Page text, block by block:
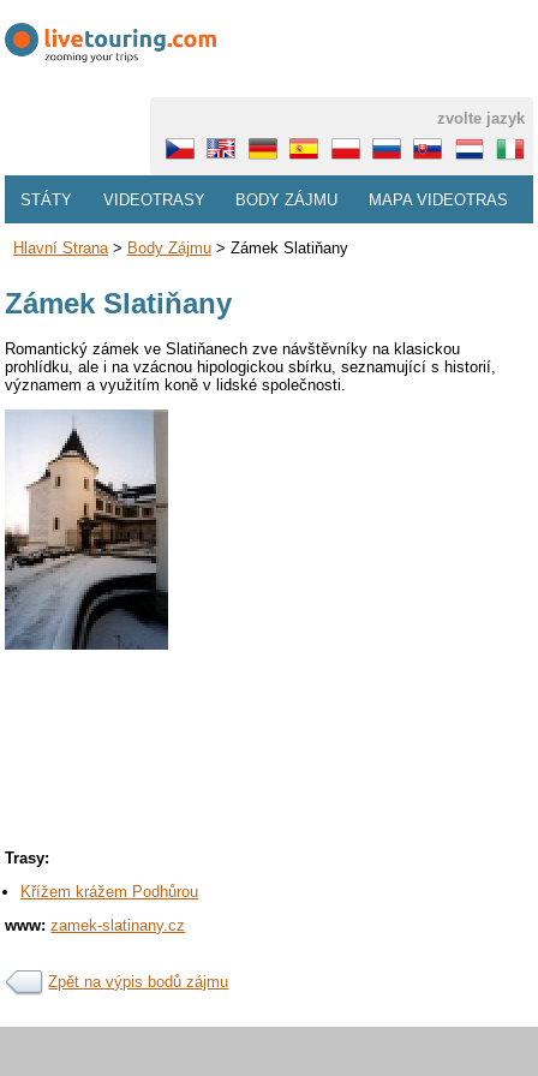
zvolte jazyk
STÁTY VIDEOTRASY BODY ZÁJMU MAPA VIDEOTRAS
Hlavní Strana> Body Zájmu> Zámek Slatiňany
Zámek Slatiňany
Romantický zámek ve Slatiňanech zve návštěvníky na klasickou
prohlídku, ale i na vzácnou hipologickou sbírku, seznamující s historií,
významem a využitím koně v lidské společnosti.
Trasy:
Křížem krážem Podhůrou
www: zamek-slatinany.cz
Zpět na výpis bodů zájmu